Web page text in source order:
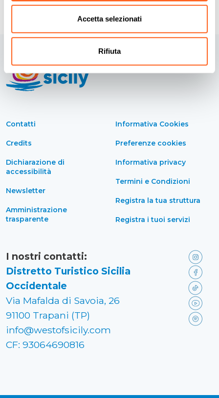
Accetta selezionati
Rifiuta
Contatti
Credits
Dichiarazione di
accessibilità
Newsletter
Amministrazione
trasparente
Informativa Cookies
Preferenze cookies
Informativa privacy
Termini e Condizioni
Registra la tua struttura
Registra i tuoi servizi
I nostri contatti:
Distretto Turistico Sicilia
Occidentale
Via Mafalda di Savoia, 26
91100 Trapani (TP)
info@westofsicily.com
CF: 93064690816